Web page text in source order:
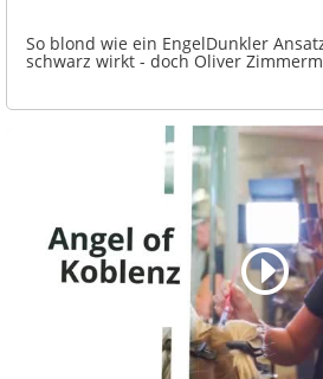
So blond wie ein EngelDunkler
schwarz wirkt - doch Oliver